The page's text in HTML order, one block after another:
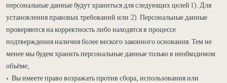
персональные данные будут храниться для следующих целей 1). Для
установления правовых требований или 2). Персональные данные
проверяются на корректность либо находятся в процессе
подтверждения наличия более веского законного основания. Тем не
менее мы будем хранить персональные данные только в необходимом
объёме;
• Вы имеете право возражать против сбора, использования или